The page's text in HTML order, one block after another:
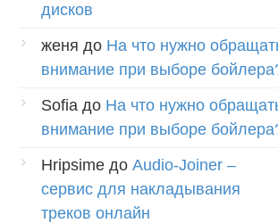
дисков
женя до На что нужно
внимание при выборе
Sofia до На что нужно
внимание при выборе
Hripsime до Audio-Joiner –
сервис для накладывания
треков онлайн